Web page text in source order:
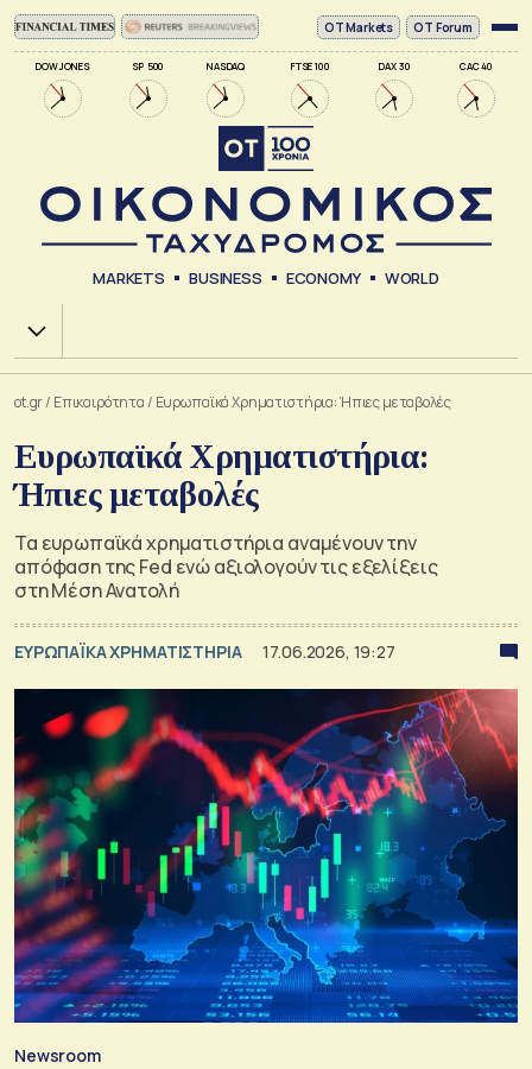
DOW JONES SP 500 NASDAQ FTSE 100 DAX 30 CAC 40
ΟΤ Markets OT Forum
MARKETS BUSINESS ECONOMY WORLD
Χ.Α.
ot.gr/ Επικαιρότητα / Ευρωπαϊκά Χρηματιστήρια: Ήπιες μεταβολές
Ευρωπαϊκά Χρηματιστήρια:
Ήπιες μεταβολές
Τα ευρωπαϊκά χρηματιστήρια αναμένουν την
απόφαση της Fed ενώ αξιολογούν τις εξελίξεις
στη Μέση Ανατολή
ΕΥΡΩΠΑΪΚΑ ΧΡΗΜΑΤΙΣΤΗΡΙΑ 17.06.2026, 19:27
Newsroom